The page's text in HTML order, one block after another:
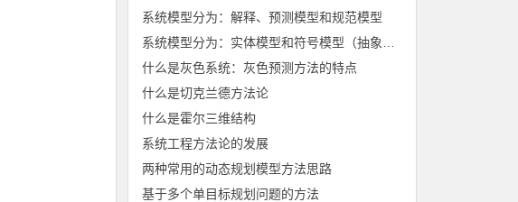
系统模型分为：解释、预测模型和规范模型
什么是灰色系统：灰色预测方法的特点
什么是切克兰德方法论
什么是霍尔三维结构
系统工程方法论的发展
两种常用的动态规划模型方法思路
基于多个单目标规划问题的方法